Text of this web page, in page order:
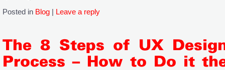
Posted in Blog | Leave a reply
The 8 Steps of UX
Process – How to Do it